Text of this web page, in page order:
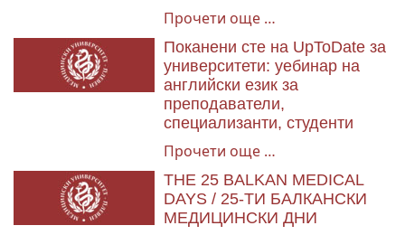
Прочети още …
Поканени сте на UpToDate за
университети: уебинар на
английски език за
преподаватели,
специализанти, студенти
Прочети още …
THE 25 BALKAN MEDICAL
DAYS / 25-ТИ БАЛКАНСКИ
МЕДИЦИНСКИ ДНИ